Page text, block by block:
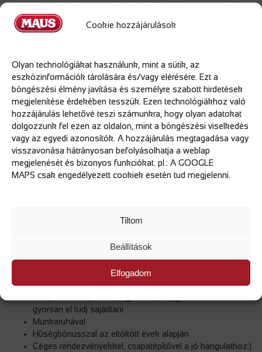
Cookie hozzájárulások
Olyan technológiákat használunk, mint a sütik, az
eszközinformációk tárolására és/vagy elérésére. Ezt a
böngészési élmény javítása és személyre szabott hirdetések
megjelenítése érdekében tesszük. Ezen technológiákhoz való
hozzájárulás lehetővé teszi számunkra, hogy olyan adatokat
dolgozzunk fel ezen az oldalon, mint a böngészési viselkedés
vagy az egyedi azonosítók. A hozzájárulás megtagadása vagy
visszavonása hátrányosan befolyásolhatja a weblap
megjelenését és bizonyos funkciókat. pl.: A GOOGLE
MAPS csak engedélyezett cookiek esetén tud megjelenni.
Elfogadom
Tiltom
Beállítások
rendszerben történik, ezért alapfokú számítógép-kezelési
ismeret szükséges
C kategóriás jogosítvány+GKI elengedhetetlen
Önálló, kommunikatív, közvetlen személyiséged is fontos
a partnereinknél
Rugalmas, pontos munkavégzésedre is számítunk
Tudd vállalni a korai indulást H-P-ig
Előnyt jelent
Hasonló munkakörben szerzett tapasztalat előnyt jelent,
jutalékkal és cafeteriával
Stabil háttérrel rendelkező, 35 éves cégcsoporttal
Fiatalos, jó hangulatú csapattal
Bejárási támogatással
gyorsan el tudj sajátítani
Munkaruhával
Hűségbónusszal az eltöltött évek alapján
Céges rendezvényekkel, csapatépítővel a jó hangulathoz:)